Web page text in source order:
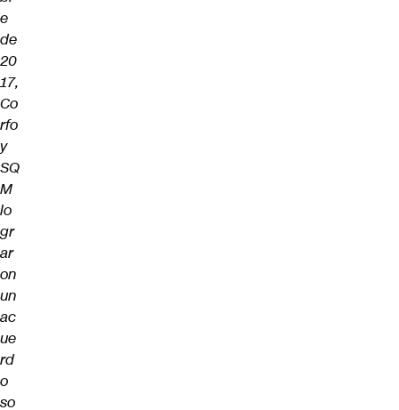
e
de
20
17,
Co
rfo
y
SQ
M
lo
gr
ar
on
un
ac
ue
rd
o
so